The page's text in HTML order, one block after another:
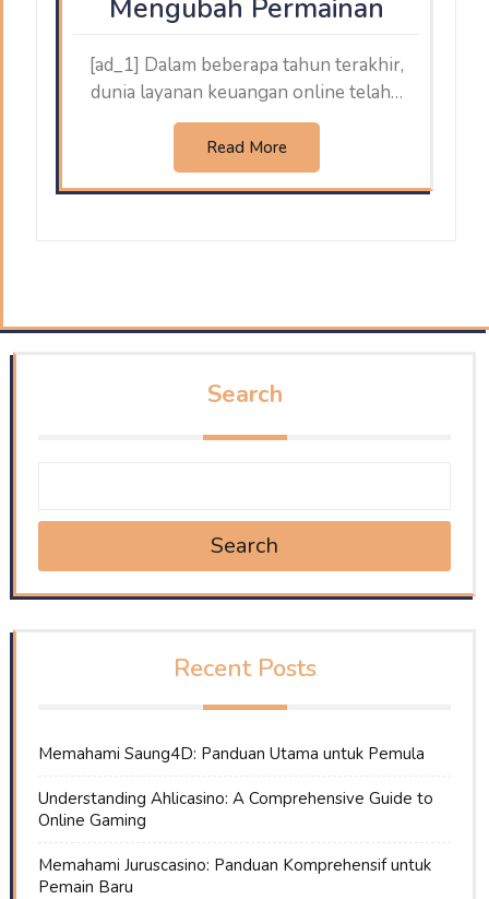
Mengubah Permainan
[ad_1] Dalam beberapa tahun terakhir,
dunia layanan keuangan online telah…
Read More
Search
Search
Recent Posts
Memahami Saung4D: Panduan Utama untuk Pemula
Understanding Ahlicasino: A Comprehensive Guide to
Online Gaming
Memahami Juruscasino: Panduan Komprehensif untuk
Pemain Baru